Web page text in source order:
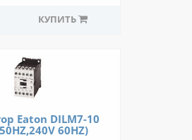
КУПИТЬ
Eaton DILM7-10
60HZ)